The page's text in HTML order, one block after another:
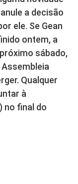
a decisão
ele. Se Gean
ontem, a
sábado,
Qualquer
à
no final do